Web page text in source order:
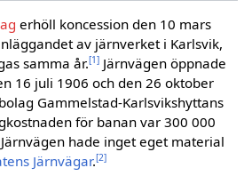
erhöll koncession den 10 mars
av järnverket i Karlsvik,
samma år.[1]Järnvägen öppnade
16 juli 1906 och den 26 oktober
Gammelstad-Karlsvikshyttans
för banan var 300 000
hade inget eget material
Järnvägar.[2]